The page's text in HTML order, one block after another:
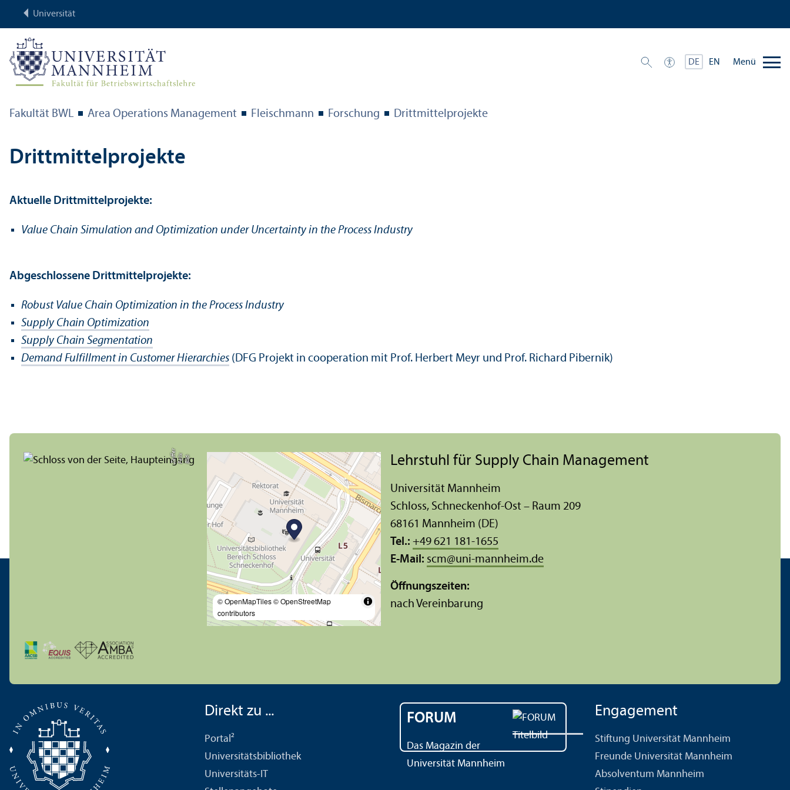
Universität
DE EN Menü
Fakultät BWL Area Operations Management Fleischmann Forschung Drittmittel­projekte
Drittmittel­projekte
Aktuelle Drittmittel­projekte:
Value Chain Simulation and Optimization under Uncertainty in the Process Industry
Abgeschlossene Drittmittel­projekte:
Robust Value Chain Optimization in the Process Industry
Supply Chain Optimization
Supply Chain Segmentation
Demand Fulfillment in Customer Hierarchies (DFG Projekt in cooperation mit Prof. Herbert Meyr und Prof. Richard Pibernik)
Bil
d:
F
eli
x
Z
ei
f
f
e
r
© OpenMapTiles© OpenStreetMap
contributors
Lehr­stuhl für Supply Chain Management
Universität Mannheim
Schloss, Schneckenhof-Ost – Raum 209
68161 Mannheim (DE)
Tel.: +49 621 181-1655
E-Mail: scm@uni-mannheim.de
Öffnungs­zeiten:
nach Vereinbarung
Direkt zu ...
Portal²
Universitäts­bibliothek
Universitäts-IT
FORUM
Das Magazin der
Universität Mannheim
Engagement
Stiftung Universität Mannheim
Freunde Universität Mannheim
Absolventum Mannheim